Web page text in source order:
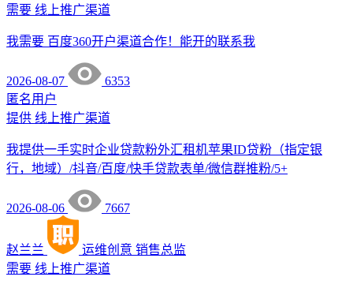
需要 线上推广渠道
我需要 百度360开户渠道合作！能开的联系我
2026-08-07
6353
匿名用户
提供 线上推广渠道
我提供一手实时企业贷款粉外汇租机苹果ID贷粉（指定银
行，地域）/抖音/百度/快手贷款表单/微信群推粉/5+
2026-08-06 7667
赵兰兰 运维创意 销售总监
需要 线上推广渠道